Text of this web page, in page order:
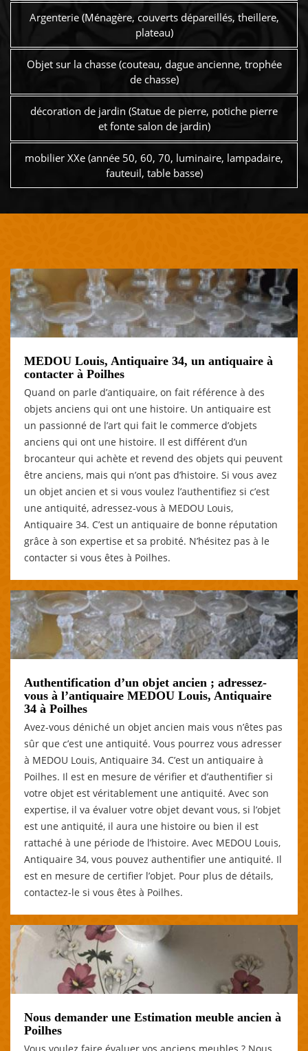
Argenterie (Ménagère, couverts dépareillés, theillere,
plateau)
Objet sur la chasse (couteau, dague ancienne, trophée
de chasse)
décoration de jardin (Statue de pierre, potiche pierre
et fonte salon de jardin)
mobilier XXe (année 50, 60, 70, luminaire, lampadaire,
fauteuil, table basse)
MEDOU Louis, Antiquaire 34, un antiquaire à
contacter à Poilhes
Quand on parle d’antiquaire, on fait référence à des
objets anciens qui ont une histoire. Un antiquaire est
un passionné de l’art qui fait le commerce d’objets
anciens qui ont une histoire. Il est différent d’un
brocanteur qui achète et revend des objets qui peuvent
être anciens, mais qui n’ont pas d’histoire. Si vous avez
un objet ancien et si vous voulez l’authentifiez si c’est
une antiquité, adressez-vous à MEDOU Louis,
Antiquaire 34. C’est un antiquaire de bonne réputation
grâce à son expertise et sa probité. N’hésitez pas à le
contacter si vous êtes à Poilhes.
Authentification d’un objet ancien ; adressez-
vous à l’antiquaire MEDOU Louis, Antiquaire
34 à Poilhes
Avez-vous déniché un objet ancien mais vous n’êtes pas
sûr que c’est une antiquité. Vous pourrez vous adresser
à MEDOU Louis, Antiquaire 34. C’est un antiquaire à
Poilhes. Il est en mesure de vérifier et d’authentifier si
votre objet est véritablement une antiquité. Avec son
expertise, il va évaluer votre objet devant vous, si l’objet
est une antiquité, il aura une histoire ou bien il est
rattaché à une période de l’histoire. Avec MEDOU Louis,
Antiquaire 34, vous pouvez authentifier une antiquité. Il
est en mesure de certifier l’objet. Pour plus de détails,
contactez-le si vous êtes à Poilhes.
Nous demander une Estimation meuble ancien à
Poilhes
Vous voulez faire évaluer vos anciens meubles ? Nous